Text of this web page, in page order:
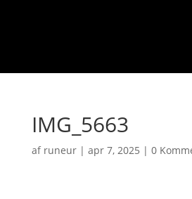
IMG_5663
af runeur| apr 7, 2025 | 0